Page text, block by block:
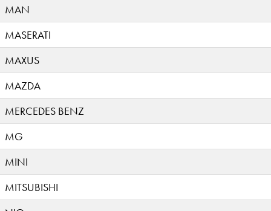
MAN
MASERATI
MAXUS
MAZDA
MERCEDES BENZ
MG
MINI
MITSUBISHI